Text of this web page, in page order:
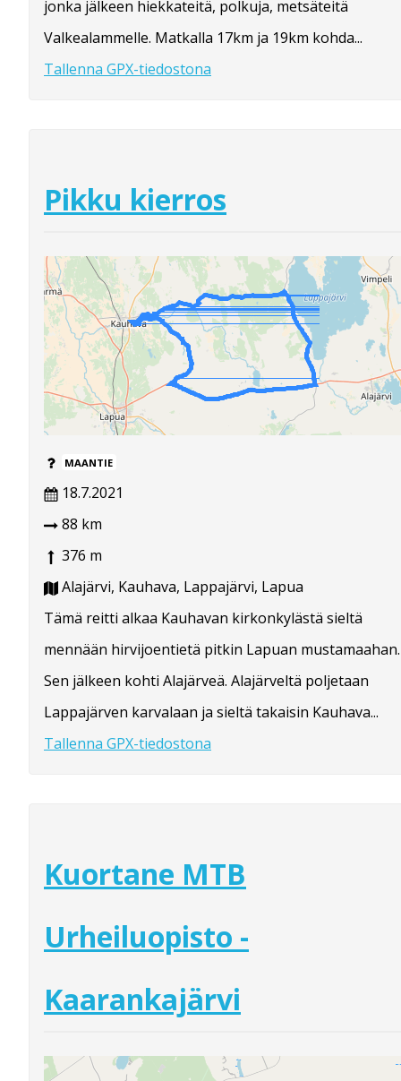
jonka jälkeen hiekkateitä, polkuja, metsäteitä
Valkealammelle. Matkalla 17km ja 19km kohda...
Tallenna GPX-tiedostona
Pikku kierros
MAANTIE
18.7.2021
88 km
376 m
Alajärvi, Kauhava, Lappajärvi, Lapua
Tämä reitti alkaa Kauhavan kirkonkylästä sieltä
mennään hirvijoentietä pitkin Lapuan mustamaahan.
Sen jälkeen kohti Alajärveä. Alajärveltä poljetaan
Lappajärven karvalaan ja sieltä takaisin Kauhava...
Tallenna GPX-tiedostona
Kuortane MTB
Urheiluopisto -
Kaarankajärvi